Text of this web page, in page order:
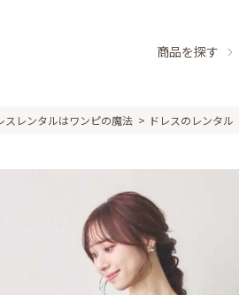
商品を探す
スレンタルはワンピの魔法 ドレスのレンタル